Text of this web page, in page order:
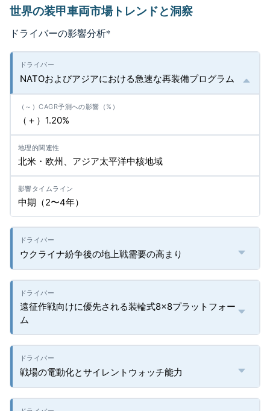
世界の装甲車両市場トレンドと洞察
ドライバーの影響分析*
NATOおよびアジアにおける急速な再装備プログラム
（＋）1.20%
北米・欧州、アジア太平洋中核地域
中期（2〜4年）
ウクライナ紛争後の地上戦需要の高まり
遠征作戦向けに優先される装輪式8×8プラットフォー
ム
戦場の電動化とサイレントウォッチ能力